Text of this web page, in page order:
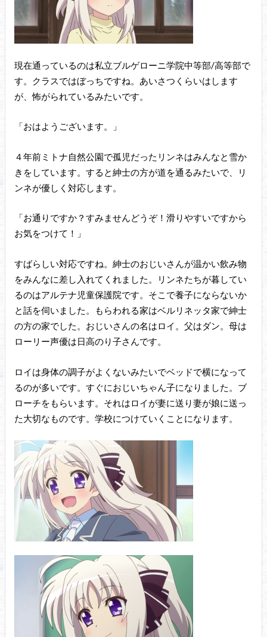
現在通っているのは私立ブルゲローニ学院中等部/高等部で
す。クラスではぼっちですね。あいさつくらいはします
が、怖がられているみたいです。
「おはようございます。」
４年前ミトナ自然公園で孤児だったリンネはみんなと雪か
きをしています。すると紳士の方が道を通るみたいで、リ
ンネが優しく対応します。
「お通りですか？すみませんどうぞ！滑りやすいですから
お気をつけて！」
すばらしい対応ですね。紳士のおじいさんが温かい飲み物
をみんなに差し入れてくれました。リンネたちが暮してい
るのはアルテナ児童保護院です。そこで養子にならないか
と話を伺いました。もらわれる家はベルリネッタ家で紳士
の方の家でした。おじいさんの名はロイ。父はダン。母は
ローリー声優は日高のり子さんです。
ロイは身体の調子がよくないみたいでベッドで横になって
るのが多いです。すぐにおじいちゃん子になりました。ブ
ローチをもらいます。それはロイが妻に送り妻が娘に送っ
た大切なものです。学校につけていくことになります。